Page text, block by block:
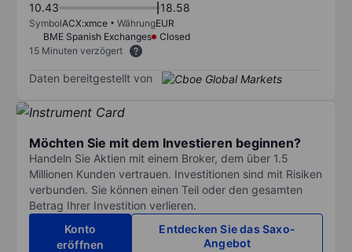
10.43 18.58
SymbolACX:xmce WährungEUR
BME Spanish Exchanges
Closed
15 Minuten verzögert
Daten bereitgestellt von
Möchten Sie mit dem Investieren beginnen?
Handeln Sie Aktien mit einem Broker, dem über 1.5
Millionen Kunden vertrauen. Investitionen sind mit Risiken
verbunden. Sie können einen Teil oder den gesamten
Betrag Ihrer Investition verlieren.
Konto
eröffnen
Entdecken Sie das Saxo-
Angebot